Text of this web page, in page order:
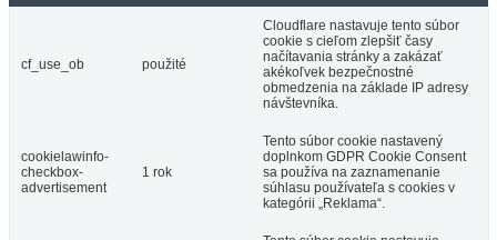
cf_use_ob použité
Cloudflare nastavuje tento súbor
cookie s cieľom zlepšiť časy
načítavania stránky a zakázať
akékoľvek bezpečnostné
obmedzenia na základe IP adresy
návštevníka.
cookielawinfo-
checkbox-
advertisement
1 rok
Tento súbor cookie nastavený
doplnkom GDPR Cookie Consent
sa používa na zaznamenanie
súhlasu používateľa s cookies v
kategórii „Reklama“.